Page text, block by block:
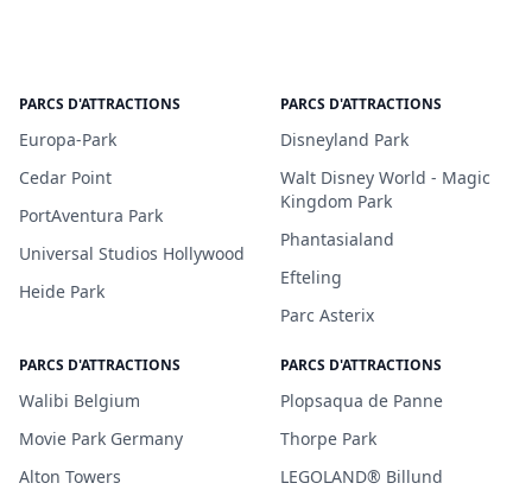
PARCS D'ATTRACTIONS
Europa-Park
Cedar Point
PortAventura Park
Universal Studios Hollywood
Heide Park
PARCS D'ATTRACTIONS
Disneyland Park
Walt Disney World - Magic
Kingdom Park
Phantasialand
Efteling
Parc Asterix
PARCS D'ATTRACTIONS
Walibi Belgium
Movie Park Germany
Alton Towers
PARCS D'ATTRACTIONS
Plopsaqua de Panne
Thorpe Park
LEGOLAND® Billund